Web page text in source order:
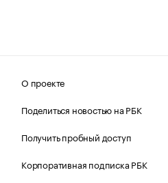
О проекте
Поделиться новостью на РБК
Получить пробный доступ
Корпоративная подписка РБК